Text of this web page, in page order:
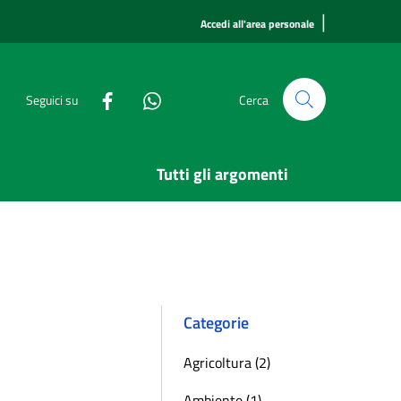
Accedi all'area personale |
Seguici su Cerca
Tutti gli argomenti
Categorie
Agricoltura (2)